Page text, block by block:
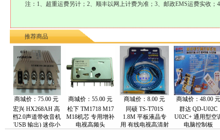
注：1、超重运费另计；2、顺丰以网上计费为准；3、邮政EMS运费实收；
推荐商品
价：75.00 元
HX268AH 高
声道带收音机
输出) 迷你小
商城价：55.00 元
松下 TM1718 M17
M18机芯 专用增补
电视高频头
商城价：8.00 元
同硕 TS-T701S
1.8M 平板液晶专
用 有线电视高清射
商城价：48.00 元
群达 QD-U02C
U02C+ 通用型空调
电脑控制板
商
创